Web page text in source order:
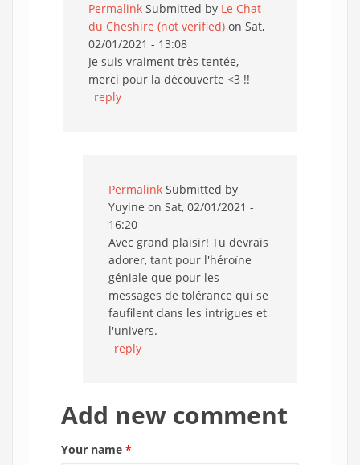
Permalink Submitted by Le Chat
du Cheshire (not verified) on Sat,
02/01/2021 - 13:08
Je suis vraiment très tentée,
merci pour la découverte <3 !!
reply
Permalink Submitted by
Yuyine on Sat, 02/01/2021 -
16:20
Avec grand plaisir! Tu devrais
adorer, tant pour l'héroïne
géniale que pour les
messages de tolérance qui se
faufilent dans les intrigues et
l'univers.
reply
Add new comment
Your name *